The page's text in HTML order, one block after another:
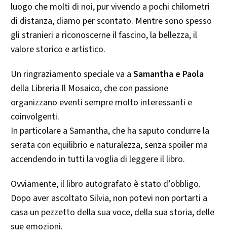
luogo che molti di noi, pur vivendo a pochi chilometri
di distanza, diamo per scontato. Mentre sono spesso
gli stranieri a riconoscerne il fascino, la bellezza, il
valore storico e artistico.
Un ringraziamento speciale va a Samantha e Paola
della Libreria Il Mosaico, che con passione
organizzano eventi sempre molto interessanti e
coinvolgenti.
In particolare a Samantha, che ha saputo condurre la
serata con equilibrio e naturalezza, senza spoiler ma
accendendo in tutti la voglia di leggere il libro.
Ovviamente, il libro autografato è stato d’obbligo.
Dopo aver ascoltato Silvia, non potevi non portarti a
casa un pezzetto della sua voce, della sua storia, delle
sue emozioni.